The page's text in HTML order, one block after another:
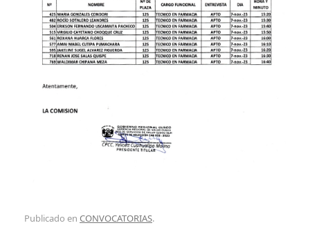
Publicado en CONVOCATORIAS.